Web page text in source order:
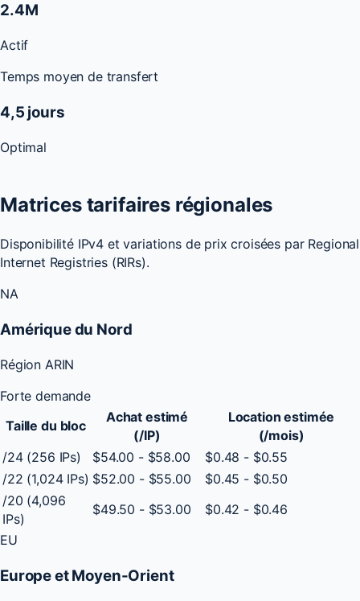
2.4M
Actif
Temps moyen de transfert
4,5 jours
Optimal
Matrices tarifaires régionales
Disponibilité IPv4 et variations de prix croisées par Regional
Internet Registries (RIRs).
NA
Amérique du Nord
Région ARIN
Forte demande
Taille du bloc
Achat estimé
(/IP)
Location estimée
(/mois)
/24 (256 IPs)
$54.00 - $58.00
$0.48 - $0.55
/22 (1,024 IPs) $52.00 - $55.00
$0.45 - $0.50
/20 (4,096
IPs)
$49.50 - $53.00
$0.42 - $0.46
EU
Europe et Moyen-Orient